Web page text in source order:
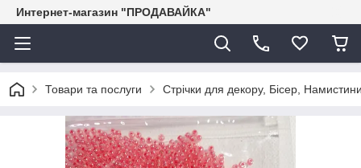
Интернет-магазин "ПРОДАВАЙКА"
Товари та послуги Стрічки для декору, Бісер,